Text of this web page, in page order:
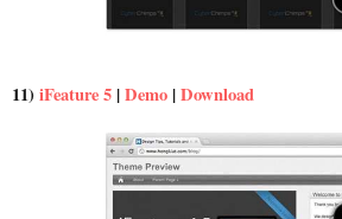
11)iFeature 5 |Demo |Download